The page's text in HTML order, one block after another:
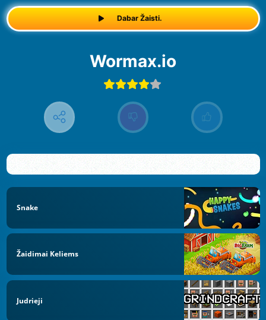
Dabar Žaisti.
Wormax.io
Snake
Žaidimai Keliems
Judrieji